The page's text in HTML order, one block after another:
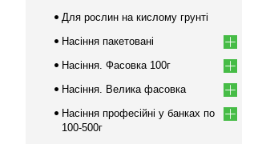
Для рослин на кислому грунті
Насіння пакетовані
Насіння. Фасовка 100г
Насіння. Велика фасовка
Насіння професійні у банках по
100-500г